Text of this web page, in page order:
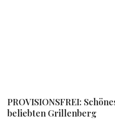
PROVISIONSFREI:
beliebten Grillenberg